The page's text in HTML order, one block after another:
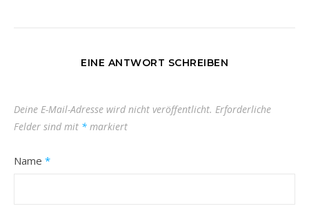
EINE ANTWORT SCHREIBEN
Deine E-Mail-Adresse wird nicht veröffentlicht. Erforderliche
Felder sind mit * markiert
Name *